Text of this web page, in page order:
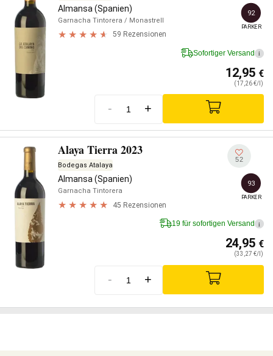
Almansa (Spanien)
Garnacha Tintorera / Monastrell
59 Rezensionen
92
PARKER
Sofortiger Versand i
12,95 €
(17,26 €/l)
- +
Alaya Tierra 2023
Bodegas Atalaya
Almansa (Spanien)
Garnacha Tintorera
45 Rezensionen
52
93
PARKER
19 für sofortigen Versand i
24,95 €
(33,27 €/l)
- +